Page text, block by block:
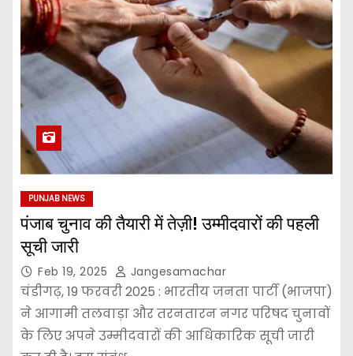
PUNJAB NEWS
पंजाब चुनाव की तैयारी में तेज़ी! उम्मीदवारों की पहली
सूची जारी
Feb 19, 2025 Jangesamachar
चंडीगढ़, 19 फरवरी 2025 : भारतीय जनता पार्टी (भाजपा)
ने आगामी तलवाड़ा और तरनतारन नगर परिषद चुनावों
के लिए अपने उम्मीदवारों की आधिकारिक सूची जारी